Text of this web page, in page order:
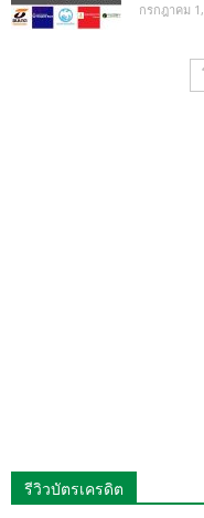
กรกฎาคม
รีวิวบัตรเครดิต